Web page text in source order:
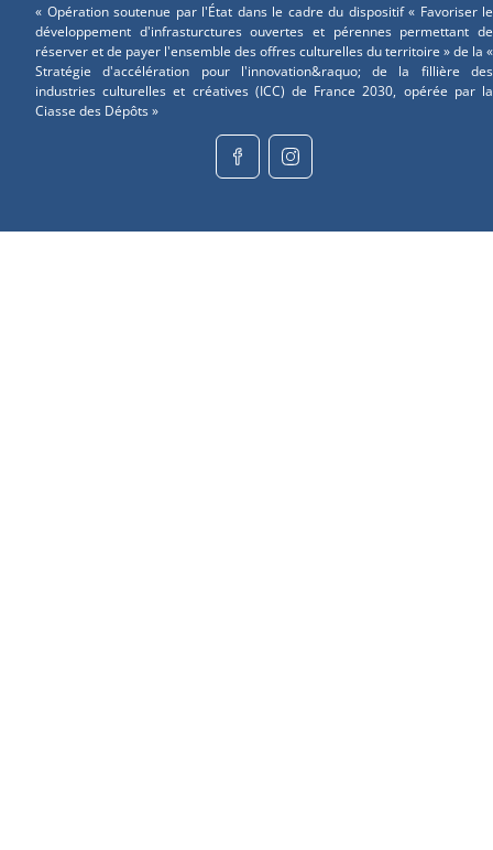
« Opération soutenue par l'État dans le cadre du dispositif « Favoriser le
développement d'infrasturctures ouvertes et pérennes permettant de
réserver et de payer l'ensemble des offres culturelles du territoire » de la «
Stratégie d'accélération pour l'innovation&raquo; de la fillière des
industries culturelles et créatives (ICC) de France 2030, opérée par la
Ciasse des Dépôts »